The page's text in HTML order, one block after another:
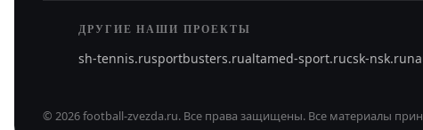
ДРУГИЕ НАШИ ПРОЕКТЫ
sh-tennis.rusportbusters.rualtamed-sport.rucsk-nsk.ru
© 2026football-zvezda.ru. Все права защищены. Все материалы